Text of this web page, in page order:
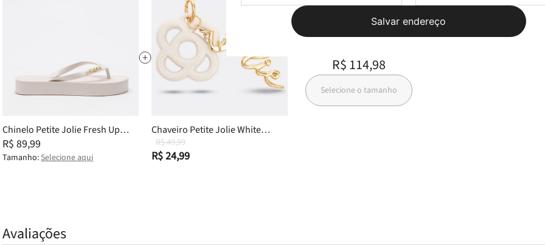
Salvar endereço
Chinelo Petite Jolie Fresh Up
White/White PJ7321 33-4
R$ 89,99
Tamanho: Selecione aqui
Chaveiro Petite Jolie White
PJ20272
R$ 49,99
R$ 24,99
produtos
R$ 114,98
Selecione o tamanho
Avaliações